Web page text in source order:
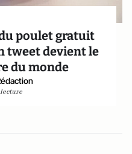
poulet gratuit
tweet devient le
du monde